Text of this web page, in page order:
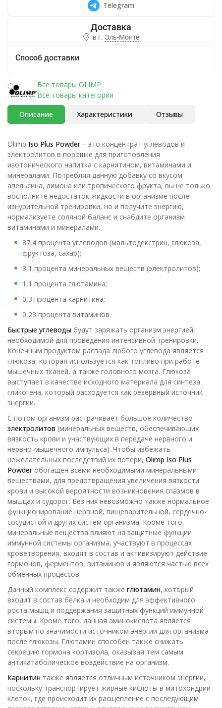
Telegram
в г. Эль-Монте
Способ доставки
Все товары OLIMP
Все товары категории
Описание Характеристики Отзывы
Olimp Iso Plus Powder– это концентрат углеводов и
электролитов в порошке для приготовления
изотонического напитка с карнитином, витаминами и
минералами. Потребляя данную добавку со вкусом
апельсина, лимона или тропического фрукта, вы не только
восполните недостаток жидкости в организме после
изнурительной тренировки, но и получите энергию,
нормализуете соляной баланс и снабдите организм
витаминами и минералами.
87,4 процента углеводов (мальтодекстрин, глюкоза,
фруктоза, сахар);
3,1 процента минеральных веществ (электролитов);
1,1 процента глютамина;
0,3 процента карнитина;
0,23 процента витаминов.
Быстрые углеводы будут заряжать организм энергией,
необходимой для проведения интенсивной тренировки.
Конечным продуктом распада любого углевода является
глюкоза, которая используется как топливо при работе
мышечных тканей, а также головного мозга. Глюкоза
выступает в качестве исходного материала для синтеза
гликогена, который расходуется как резервный источник
энергии.
С потом организм растрачивает большое количество
электролитов (минеральных веществ, обеспечивающих
вязкость крови и участвующих в передаче нервного и
нервно-мышечного импульса). Чтобы избежать
нежелательных последствий их потери, Olimp Iso Plus
Powderобогащен всеми необходимыми минеральными
веществами, для предотвращения увеличения вязкости
крови и высокой вероятности возникновения спазмов в
мышцах и судорог. Без них невозможно также нормальное
функционирование нервной, пищеварительной, сердечно-
сосудистой и других систем организма. Кроме того,
минеральные вещества влияют на защитные функции
иммунной системы организма, участвуют в процессах
кроветворения, входят в состав и активизируют действие
гормонов, ферментов, витаминов и являются частью всех
обменных процессов.
Данный комплекс содержит также глютамин, который
входит в состав белка и необходим для эффективного
роста мышц и поддержания защитных функций иммунной
системы. Кроме того, данная аминокислота является
вторым по значимости источником энергии для организма
после глюкозы. Глютамин способен также снижать
секрецию гормона кортизола, оказывая тем самым
антикатаболическое воздействие на организм.
Карнитин также является отличным источником энергии,
поскольку транспортирует жирные кислоты в митохондрии
клеток, где происходит их расщепление с последующим